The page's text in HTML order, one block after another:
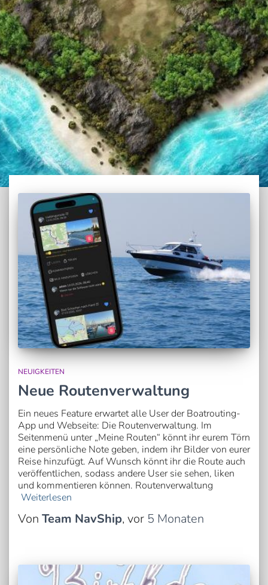
NEUIGKEITEN
Neue Routenverwaltung
Ein neues Feature erwartet alle User der Boatrouting-
App und Webseite: Die Routenverwaltung. Im
Seitenmenü unter „Meine Routen“ könnt ihr eurem Törn
eine persönliche Note geben, indem ihr Bilder von eurer
Reise hinzufügt. Auf Wunsch könnt ihr die Route auch
veröffentlichen, sodass andere User sie sehen, liken
und kommentieren können. Routenverwaltung
Weiterlesen
Von Team NavShip, vor 5 Monaten